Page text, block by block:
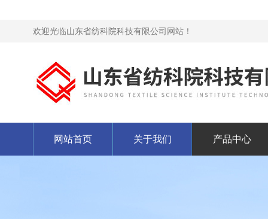
欢迎光临山东省纺科院科技有限公司网站！
网站首页 关于我们 产品中心